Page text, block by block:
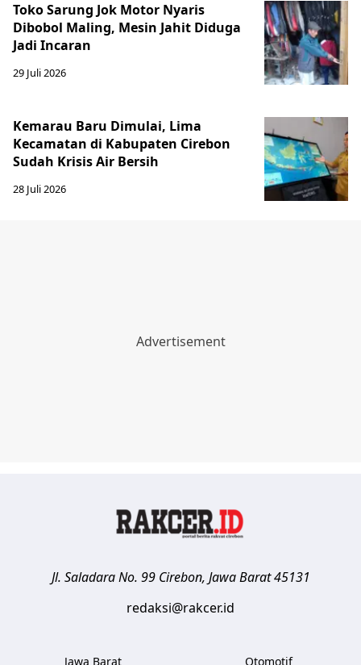
Toko Sarung Jok Motor Nyaris
Dibobol Maling, Mesin Jahit Diduga
Jadi Incaran
29 Juli 2026
Kemarau Baru Dimulai, Lima
Kecamatan di Kabupaten Cirebon
Sudah Krisis Air Bersih
28 Juli 2026
Jl. Saladara No. 99 Cirebon, Jawa Barat 45131
redaksi@rakcer.id
Jawa Barat Otomotif